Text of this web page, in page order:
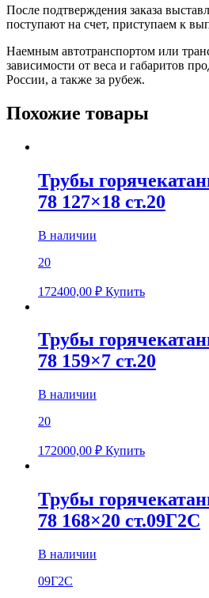
После подтверждения заказа
поступают на счет, приступаем к
Наемным автотранспортом или
зависимости от веса и габаритов
России, а также за рубеж.
Похожие товары
Трубы
78 127×18 ст.20
В наличии
20
172400,00 ₽ Купить
Трубы
78 159×7 ст.20
В наличии
20
172000,00 ₽ Купить
Трубы
78 168×20 ст.09Г2С
В наличии
09Г2С